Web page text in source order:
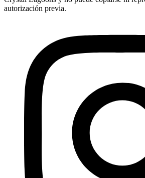
autorización previa.